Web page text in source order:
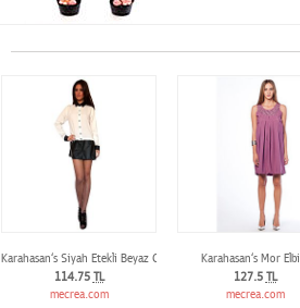
Karahasan‘s Siyah Etekli Beyaz Gömlek
114.75 TL
mecrea.com
Karahasan‘s Mor
127.5 TL
mecrea.com